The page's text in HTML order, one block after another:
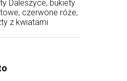
Daleszyce, bukiety
czerwone róże,
z kwiatami